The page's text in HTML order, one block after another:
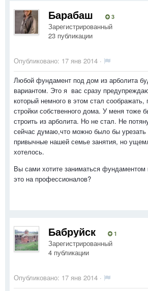
Барабаш 3
Зарегистрированный
23 публикации
Опубликовано: 17 янв 2014 ·
Любой фундамент под дом из арболита
вариантом. Это я вас сразу
который немного в этом стал соображать,
стройки собственного дома. У меня тоже
строить из арболита. Но не стал. Не
сейчас думаю,что можно было бы урезать
привычные нашей семье занятия, но
хотелось.
Вы сами хотите заниматься фундаментом
это на профессионалов?
Бабруйск 1
Зарегистрированный
4 публикации
Опубликовано: 17 янв 2014 ·